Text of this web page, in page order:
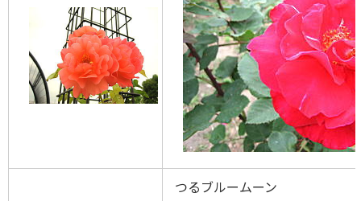
つるブルームーン